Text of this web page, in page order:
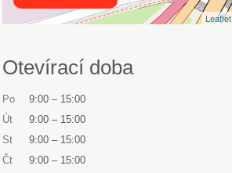
Leaflet
Otevírací doba
Po 9:00 – 15:00
Út
9:00 – 15:00
St
9:00 – 15:00
Čt
9:00 – 15:00